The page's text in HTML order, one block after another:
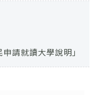
請就讀大學說明」